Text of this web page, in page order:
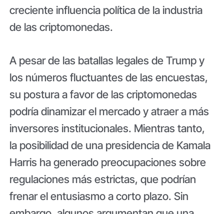
creciente influencia política de la industria
de las criptomonedas.
A pesar de las batallas legales de Trump y
los números fluctuantes de las encuestas,
su postura a favor de las criptomonedas
podría dinamizar el mercado y atraer a más
inversores institucionales. Mientras tanto,
la posibilidad de una presidencia de Kamala
Harris ha generado preocupaciones sobre
regulaciones más estrictas, que podrían
frenar el entusiasmo a corto plazo. Sin